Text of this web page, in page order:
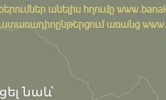
անելիս հղումը
առանց
նաև՝